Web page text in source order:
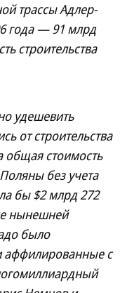
трассы Адлер-
года — 91 млрд
строительства
удешевить
от строительства
общая стоимость
без учета
бы $2 млрд 272
нынешней
было
аффилированные с